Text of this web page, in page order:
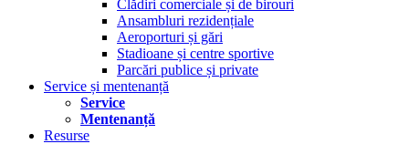
Clădiri comerciale și de birouri
Ansambluri rezidențiale
Aeroporturi și gări
Stadioane și centre sportive
Parcări publice și private
Service și mentenanță
Service
Mentenanță
Resurse